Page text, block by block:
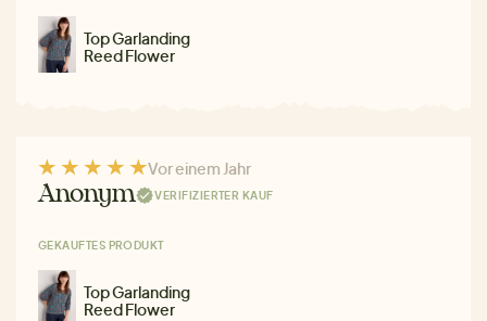
Top Garlanding
Reed Flower
Vor einem Jahr
Anonym VERIFIZIERTER KAUF
GEKAUFTES PRODUKT
Top Garlanding
Reed Flower